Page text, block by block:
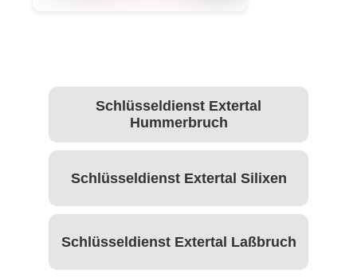
Schlüsseldienst Extertal
Hummerbruch
Schlüsseldienst Extertal Silixen
Schlüsseldienst Extertal Laßbruch